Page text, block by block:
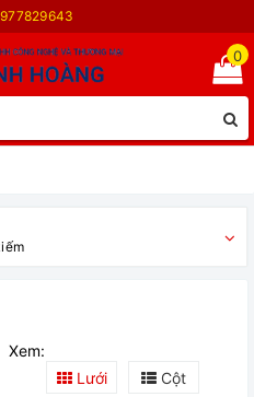
0
Xem:
Lưới
Cột